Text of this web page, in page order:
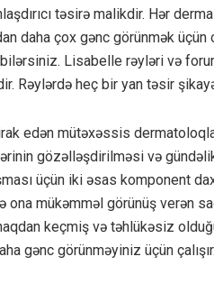
təsirə malikdir. Hər
daha çox gənc görünmək
Lisabelle rəyləri və
Rəylərdə heç bir yan təsir
edən mütəxəssis
gözəlləşdirilməsi və
üçün iki əsas komponent
ona mükəmməl görünüş verən
keçmiş və təhlükəsiz
gənc görünməyiniz üçün çalışır.